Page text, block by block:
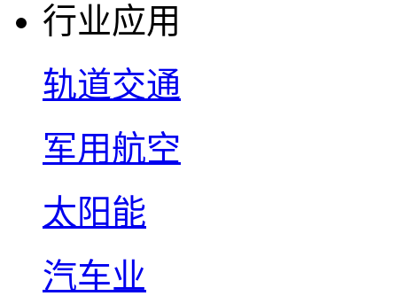
行业应用
轨道交通
军用航空
太阳能
汽车业